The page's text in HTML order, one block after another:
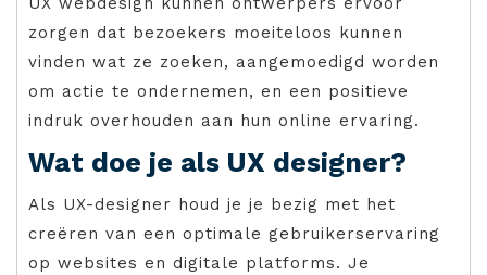
zorgen dat bezoekers moeiteloos kunnen
vinden wat ze zoeken, aangemoedigd worden
om actie te ondernemen, en een positieve
indruk overhouden aan hun online ervaring.
Wat doe je als UX designer?
Als UX-designer houd je je bezig met het
creëren van een optimale gebruikerservaring
op websites en digitale platforms. Je